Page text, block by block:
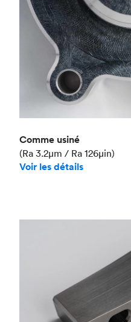
Comme usiné
(Ra 3.2μm / Ra 126μin)
Voir les détails